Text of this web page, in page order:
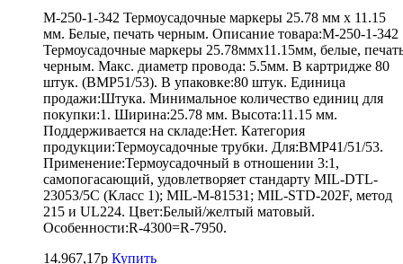
M-250-1-342 Термоусадочные маркеры 25.78 мм х 11.15
мм. Белые, печать черным. Описание товара:M-250-1-342
Термоусадочные маркеры 25.78ммх11.15мм, белые,
черным. Макс. диаметр провода: 5.5мм. В картридже 80
штук. (BMP51/53). В упаковке:80 штук. Единица
продажи:Штука. Минимальное количество единиц для
покупки:1. Ширина:25.78 мм. Высота:11.15 мм.
Поддерживается на складе:Нет. Категория
продукции:Термоусадочные трубки. Для:BMP41/51/53.
Применение:Термоусадочный в отношении 3:1,
самопогасающий, удовлетворяет стандарту MIL-DTL-
23053/5C (Класс 1); MIL-M-81531; MIL-STD-202F, метод
215 и UL224. Цвет:Белый/желтый матовый.
Особенности:R-4300=R-7950.
14.967,17р Купить